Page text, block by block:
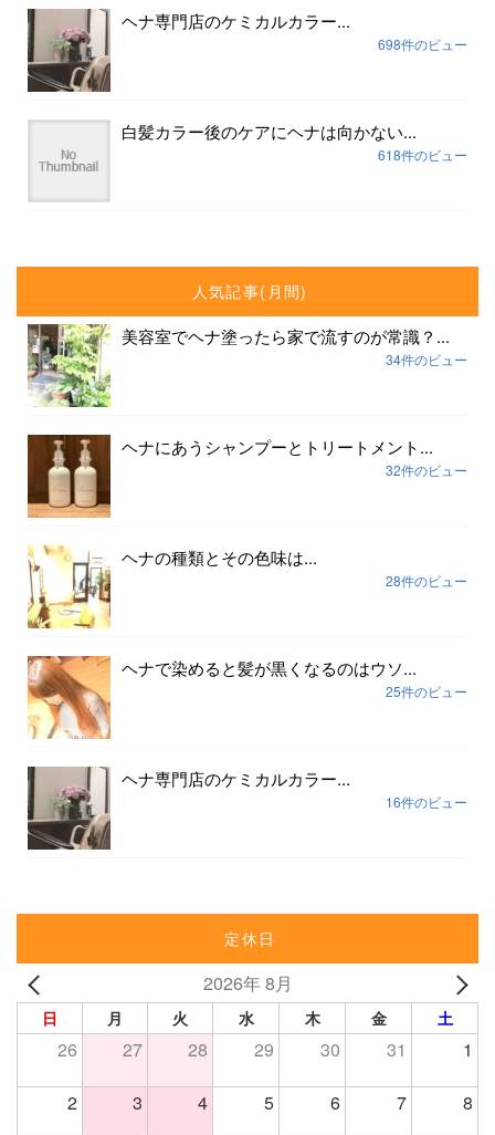
ヘナ専門店のケミカルカラー...
698件のビュー
白髪カラー後のケアにヘナは向かない...
618件のビュー
人気記事(月間)
美容室でヘナ塗ったら家で流すのが常識？...
34件のビュー
ヘナにあうシャンプーとトリートメント...
32件のビュー
ヘナの種類とその色味は...
28件のビュー
ヘナで染めると髪が黒くなるのはウソ...
25件のビュー
ヘナ専門店のケミカルカラー...
16件のビュー
定休日
2026年 8月
日 月 火 水 木 金 土
26 27 28 29 30 31 1
2 3 4 5 6 7 8